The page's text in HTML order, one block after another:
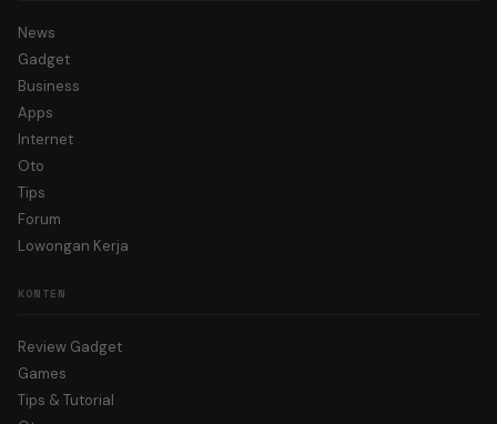
News
Gadget
Business
Apps
Internet
Oto
Tips
Forum
Lowongan Kerja
KONTEN
Review Gadget
Games
Tips & Tutorial